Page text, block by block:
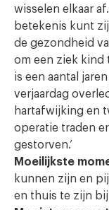
wisselen elkaar
betekenis kunt
de gezondheid
om een ziek kind
is een aantal
verjaardag
hartafwijking en
operatie traden
gestorven.’
Moeilijkste
kunnen zijn en
en thuis te zijn bij